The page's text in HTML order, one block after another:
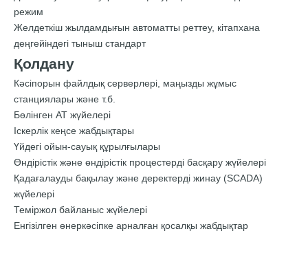
режим
Желдеткіш жылдамдығын автоматты реттеу, кітапхана
деңгейіндегі тыныш стандарт
Қолдану
Кәсіпорын файлдық серверлері, маңызды жұмыс
станциялары және т.б.
Бөлінген АТ жүйелері
Іскерлік кеңсе жабдықтары
Үйдегі ойын-сауық құрылғылары
Өндірістік және өндірістік процестерді басқару жүйелері
Қадағалауды бақылау және деректерді жинау (SCADA)
жүйелері
Теміржол байланыс жүйелері
Енгізілген өнеркәсіпке арналған қосалқы жабдықтар